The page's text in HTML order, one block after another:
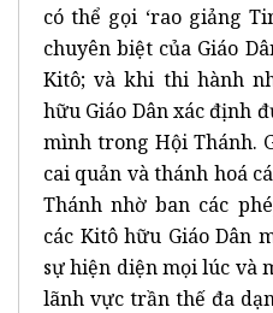
có thể gọi ‘rao giảng
chuyên biệt của Giáo
Kitô; và khi thi hành
hữu Giáo Dân xác định
mình trong Hội Thánh.
cai quản và thánh hoá
Thánh nhờ ban các
các Kitô hữu Giáo Dân
sự hiện diện mọi lúc và
lãnh vực trần thế đa